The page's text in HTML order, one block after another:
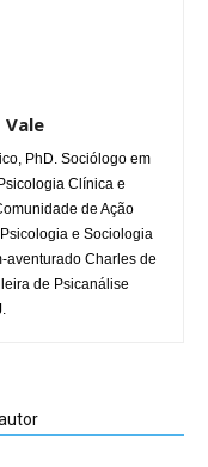
Vale
PhD. Sociólogo em
Clínica e
de Ação
e Sociologia
aventurado Charles de
de Psicanálise